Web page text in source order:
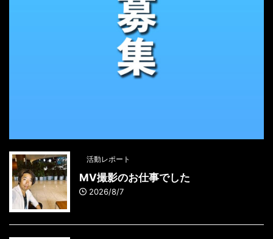
活動レポート
MV撮影のお仕事でした
2026/8/7